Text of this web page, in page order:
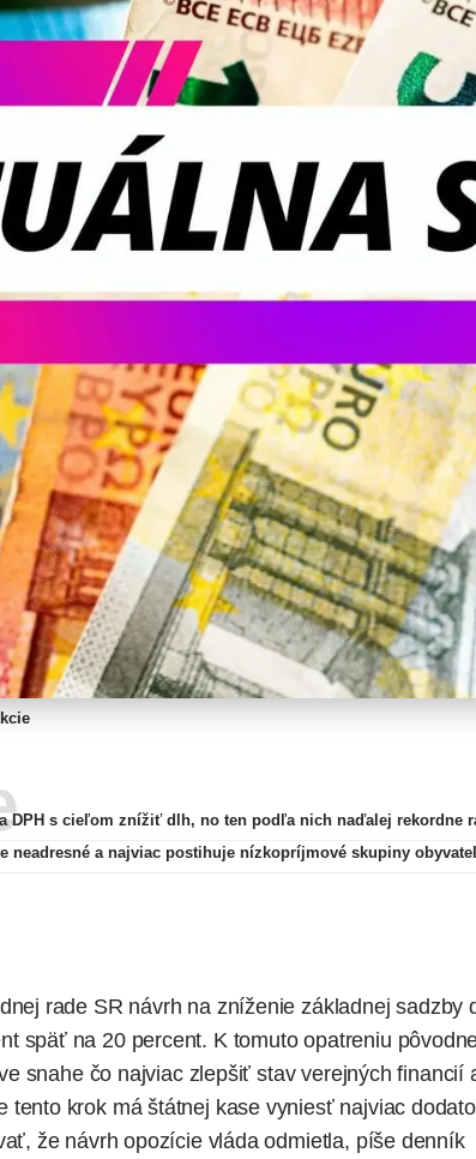
DPH s cieľom znížiť dlh, no ten podľa nich naďalej rekordne
neadresné a najviac postihuje nízkopríjmové skupiny
rade SR návrh na zníženie základnej sadzby
späť na 20 percent. K tomuto opatreniu
snahe čo najviac zlepšiť stav verejných financií
tento krok má štátnej kase vyniesť najviac
že návrh opozície vláda odmietla, píšedenník